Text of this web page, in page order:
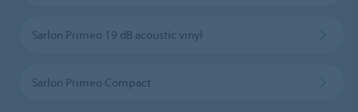
Sarlon Primeo 19 dB acoustic vinyl
Sarlon Primeo Compact